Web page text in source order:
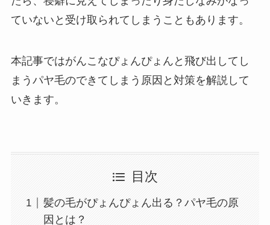
ていないと受け取られてしまうこともあります。
本記事ではがんこなぴょんぴょんと飛び出してし
まうパヤ毛のできてしまう原因と対策を解説して
いきます。
目次
髪の毛がぴょんぴょん出る？パヤ毛の原
因とは？